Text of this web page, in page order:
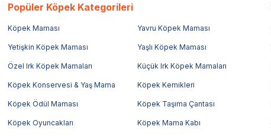
Popüler Köpek Kategorileri
Köpek Maması Yavru Köpek Maması
Yetişkin Köpek Maması Yaşlı Köpek Maması
Özel Irk Köpek Mamaları Küçük Irk Köpek Mamaları
Köpek Konservesi & Yaş Mama Köpek Kemikleri
Köpek Ödül Maması Köpek Taşıma Çantası
Köpek Oyuncakları Köpek Mama Kabı